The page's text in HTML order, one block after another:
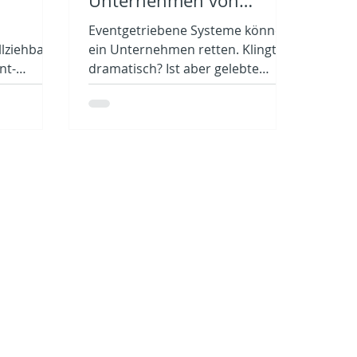
Ereignissen statt
Momentaufnahmen
profitieren
Eventgetriebene Systeme können
ein Unternehmen retten. Klingt
dramatisch? Ist aber gelebte
Realität. Dieses Beispiel
veranschaulicht das.